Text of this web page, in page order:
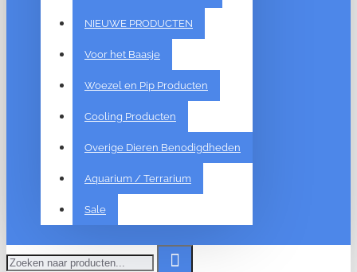
NIEUWE PRODUCTEN
Voor het Baasje
Woezel en Pip Producten
Cooling Producten
Overige Dieren Benodigdheden
Aquarium / Terrarium
Sale
naar